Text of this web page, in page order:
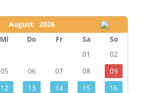
August 2026
Mi Do Fr Sa
So
01
02
05 06 07 08
09
12 13 14 15
16